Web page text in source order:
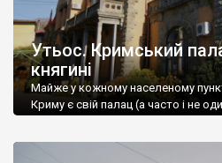
Утьос. Кримський
княгині
Майже у кожному населеному
Криму є свій палац (а часто і не